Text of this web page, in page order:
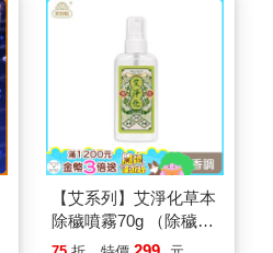
【艾系列】艾淨化草本
除穢噴霧70g （除穢/
平安/淨化/艾草/芙蓉/抹